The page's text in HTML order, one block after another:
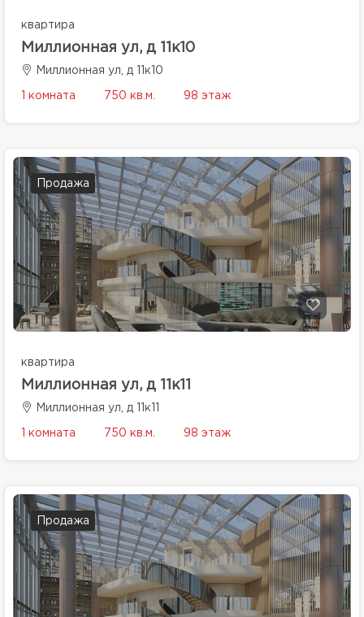
квартира
Миллионная ул, д 11к10
Миллионная ул, д 11к10
1 комната 750 кв.м. 98 этаж
Продажа
квартира
Миллионная ул, д 11к11
Миллионная ул, д 11к11
1 комната 750 кв.м. 98 этаж
Продажа